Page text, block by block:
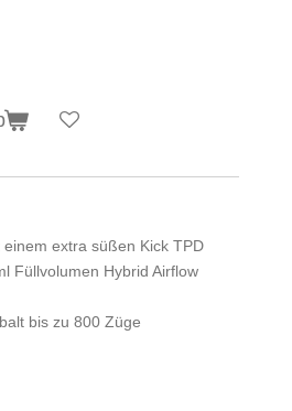
extra süßen Kick TPD
Füllvolumen Hybrid Airflow
bis zu 800 Züge